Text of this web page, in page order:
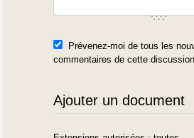
Prévenez-moi de tous les
commentaires de cette
Ajouter un document